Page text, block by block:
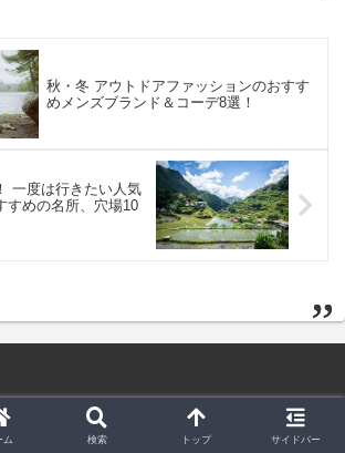
秋・冬 アウトドアファッションのおすす
めメンズブランド＆コーデ8選！
一度は行きたい人気
すめの名所、穴場10
このサイトについて
お問い合わせ
ム 検索 トップ サイドバー